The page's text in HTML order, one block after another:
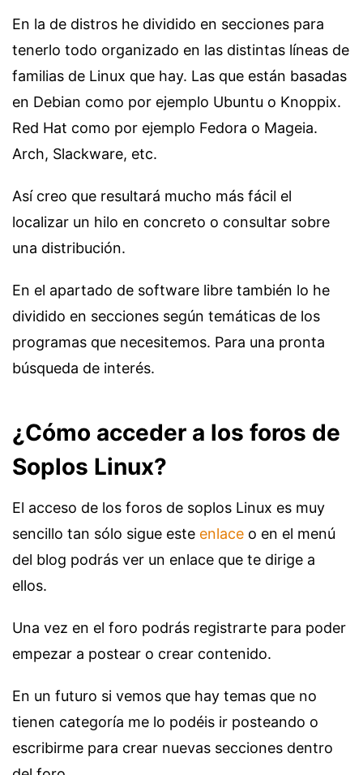
En la de distros he dividido en secciones para
tenerlo todo organizado en las distintas líneas de
familias de Linux que hay. Las que están basadas
en Debian como por ejemplo Ubuntu o Knoppix.
Red Hat como por ejemplo Fedora o Mageia.
Arch, Slackware, etc.
Así creo que resultará mucho más fácil el
localizar un hilo en concreto o consultar sobre
una distribución.
En el apartado de software libre también lo he
dividido en secciones según temáticas de los
programas que necesitemos. Para una pronta
búsqueda de interés.
¿Cómo acceder a los foros de
Soplos Linux?
El acceso de los foros de soplos Linux es muy
sencillo tan sólo sigue este enlace o en el menú
del blog podrás ver un enlace que te dirige a
ellos.
Una vez en el foro podrás registrarte para poder
empezar a postear o crear contenido.
En un futuro si vemos que hay temas que no
tienen categoría me lo podéis ir posteando o
escribirme para crear nuevas secciones dentro